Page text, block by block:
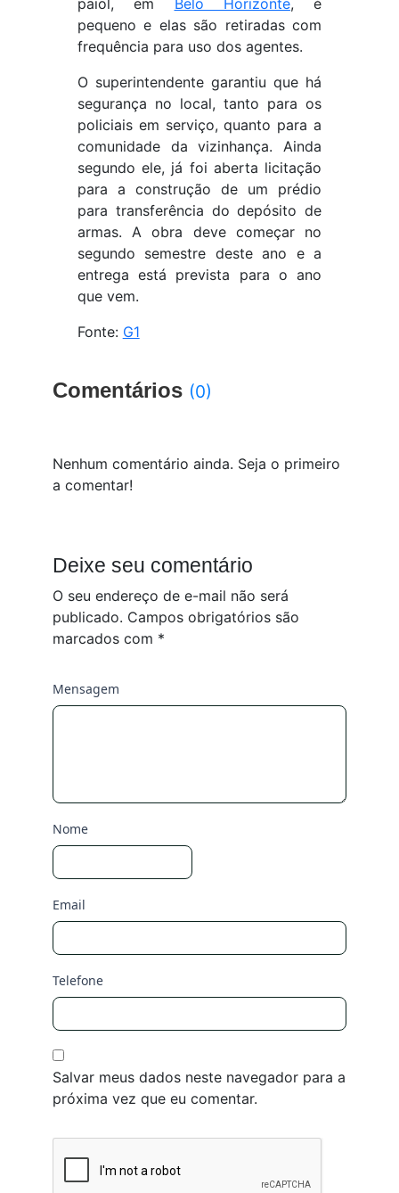
paiol, em Belo Horizonte, é
pequeno e elas são retiradas com
frequência para uso dos agentes.
O superintendente garantiu que há
segurança no local, tanto para os
policiais em serviço, quanto para a
comunidade da vizinhança. Ainda
segundo ele, já foi aberta licitação
para a construção de um prédio
para transferência do depósito de
armas. A obra deve começar no
segundo semestre deste ano e a
entrega está prevista para o ano
que vem.
Fonte: G1
Comentários (0)
Nenhum comentário ainda. Seja o primeiro
a comentar!
Deixe seu comentário
O seu endereço de e-mail não será
publicado. Campos obrigatórios são
marcados com *
Mensagem
Nome
Email
Telefone
Salvar meus dados neste navegador para a
próxima vez que eu comentar.